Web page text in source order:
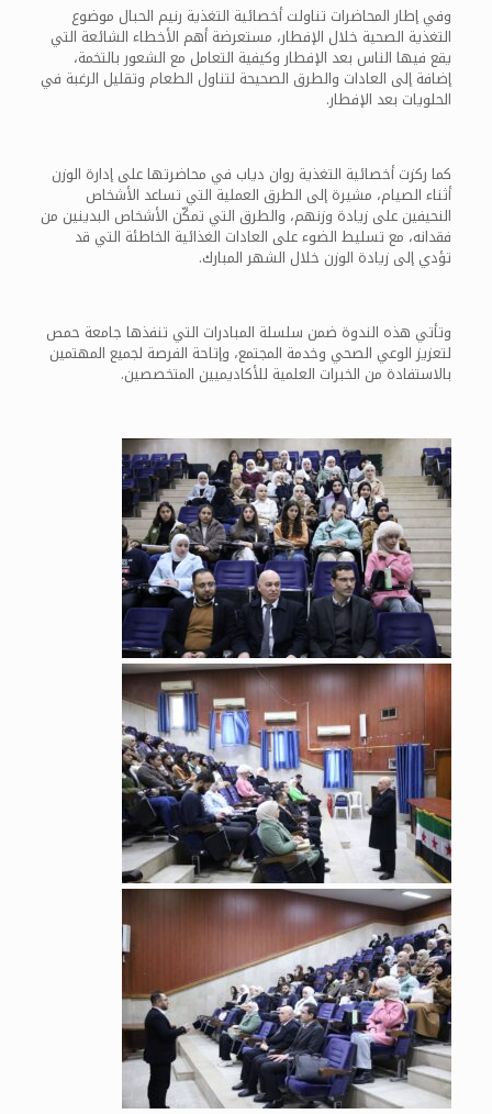
وفي إطار المحاضرات تناولت أخصائية التغذية رنيم الحبال موضوع
التغذية الصحية خلال الإفطار، مستعرضة أهم الأخطاء الشائعة التي
يقع فيها الناس بعد الإفطار وكيفية التعامل مع الشعور بالتخمة،
إضافة إلى العادات والطرق الصحيحة لتناول الطعام وتقليل الرغبة في
الحلويات بعد الإفطار.
كما ركزت أخصائية التغذية روان دياب في محاضرتها على إدارة الوزن
أثناء الصيام، مشيرة إلى الطرق العملية التي تساعد الأشخاص
النحيفين على زيادة وزنهم، والطرق التي تمكّن الأشخاص البدينين من
فقدانه، مع تسليط الضوء على العادات الغذائية الخاطئة التي قد
تؤدي إلى زيادة الوزن خلال الشهر المبارك.
وتأتي هذه الندوة ضمن سلسلة المبادرات التي تنفذها جامعة حمص
لتعزيز الوعي الصحي وخدمة المجتمع، وإتاحة الفرصة لجميع المهتمين
بالاستفادة من الخبرات العلمية للأكاديميين المتخصصين.